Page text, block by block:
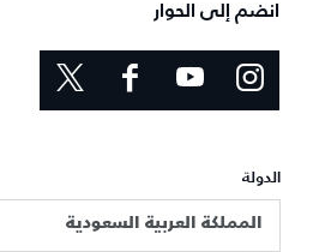
انضم إلى الحوار
الدولة
المملكة العربية السعودية